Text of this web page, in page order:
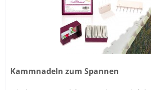
Kammnadeln zum Spannen